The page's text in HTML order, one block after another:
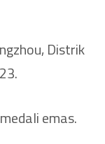
Distrik
emas.